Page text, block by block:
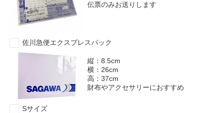
伝票のみお送りします
佐川急便エクスプレスパック
縦：8.5cm
横：26cm
高：37cm
財布やアクセサリーにおすすめ
Sサイズ